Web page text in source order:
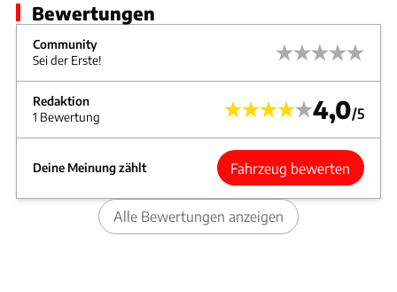
Bewertungen
Community
Sei der Erste!
Redaktion
1 Bewertung
4,0/5
Deine Meinung zählt Fahrzeug bewerten
Alle Bewertungen anzeigen